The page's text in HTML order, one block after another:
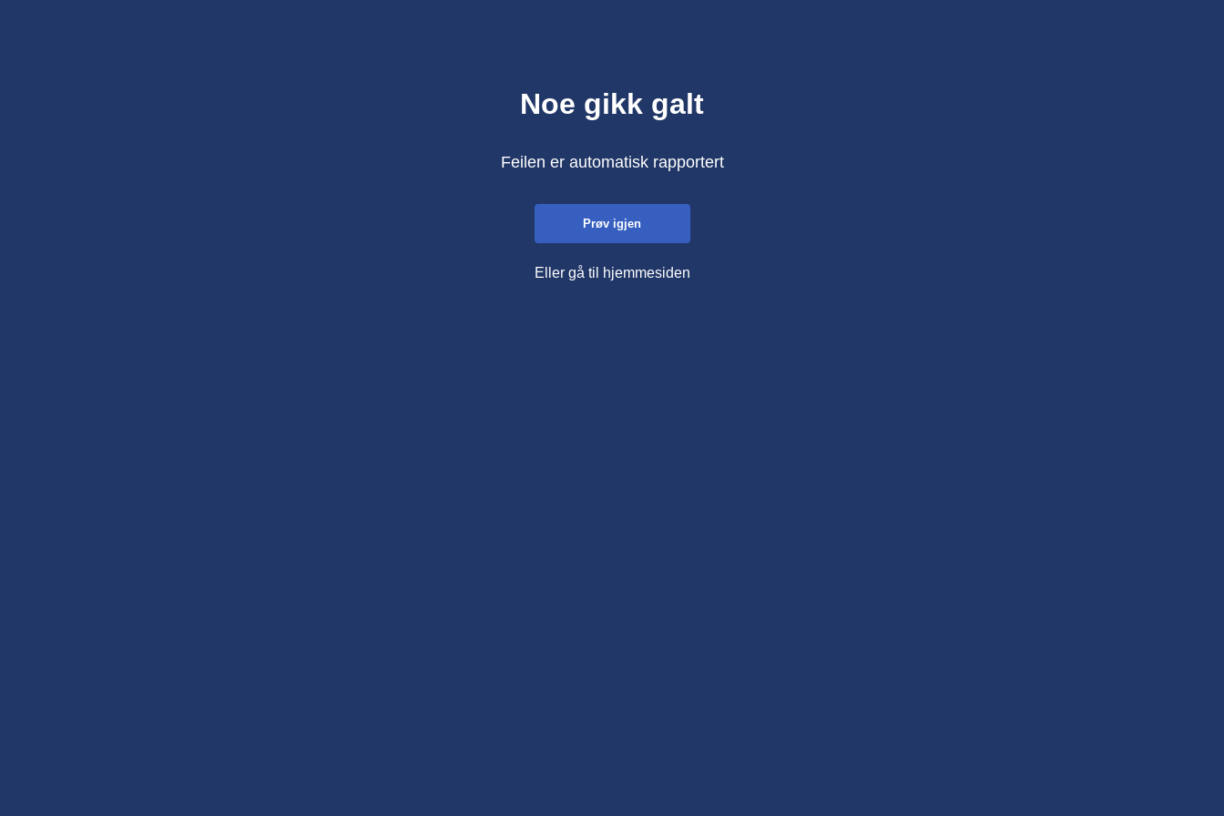
Noe gikk galt
Feilen er automatisk rapportert
Prøv igjen
Eller gå til hjemmesiden